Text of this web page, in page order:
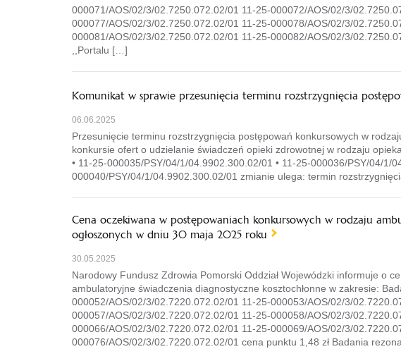
000071/AOS/02/3/02.7250.072.02/01 11-25-000072/AOS/02/3/
000077/AOS/02/3/02.7250.072.02/01 11-25-000078/AOS/02/3/
000081/AOS/02/3/02.7250.072.02/01 11-25-000082/AOS/02/3/
,,Portalu […]
Komunikat w sprawie przesunięcia terminu rozstrzygnięcia
06.06.2025
Przesunięcie terminu rozstrzygnięcia postępowań konkursowych w
konkursie ofert o udzielanie świadczeń opieki zdrowotnej w rodzaju
• 11-25-000035/PSY/04/1/04.9902.300.02/01 • 11-25-000036/PSY/04/
000040/PSY/04/1/04.9902.300.02/01 zmianie ulega: termin
Cena oczekiwana w postępowaniach konkursowych w rodzaju
ogłoszonych w dniu 30 maja 2025 roku
30.05.2025
Narodowy Fundusz Zdrowia Pomorski Oddział Wojewódzki informuje o
ambulatoryjne świadczenia diagnostyczne kosztochłonne w zakresie:
000052/AOS/02/3/02.7220.072.02/01 11-25-000053/AOS/02/3/
000057/AOS/02/3/02.7220.072.02/01 11-25-000058/AOS/02/3/
000066/AOS/02/3/02.7220.072.02/01 11-25-000069/AOS/02/3/
000076/AOS/02/3/02.7220.072.02/01 cena punktu 1,48 zł Badania